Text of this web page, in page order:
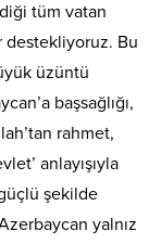
tüm vatan
destekliyoruz. Bu
üzüntü
başsağlığı,
rahmet,
anlayışıyla
şekilde
yalnız